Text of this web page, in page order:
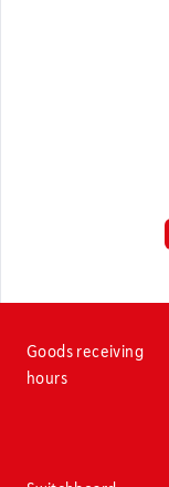
Goods receiving
hours